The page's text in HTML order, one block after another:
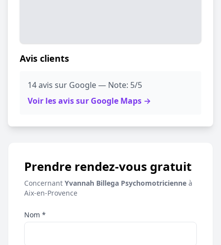
Avis clients
14 avis sur Google — Note: 5/5
Voir les avis sur Google Maps →
Prendre rendez-vous gratuit
Concernant Yvannah Billega Psychomotricienne à
Aix-en-Provence
Nom *